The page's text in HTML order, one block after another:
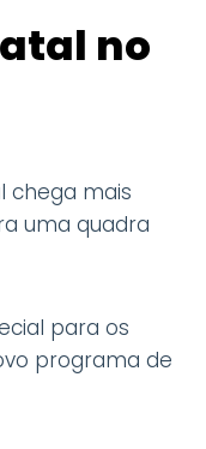
no
chega mais
uma quadra
para os
programa de